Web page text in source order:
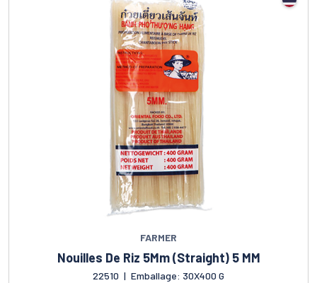
FARMER
Nouilles De Riz 5Mm (Straight) 5 MM
22510 | Emballage: 30X400 G